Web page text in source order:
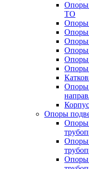
Опоры
ТО
Опоры
Опоры
Опоры
Опоры
Опоры
Опоры
Опоры
Опоры
Опоры
Опоры
Опоры